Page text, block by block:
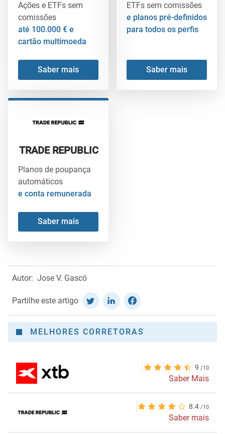
Ações e ETFs sem
comissões
até 100.000 € e
cartão multimoeda
Saber mais
ETFs sem comissões
e planos pré-definidos
para todos os perfis
Saber mais
TRADE REPUBLIC
Planos de poupança
automáticos
e conta remunerada
Saber mais
Autor: Jose V. Gascó
Partilhe este artigo
MELHORES CORRETORAS
9
Saber Mais
8.4
Saber mais